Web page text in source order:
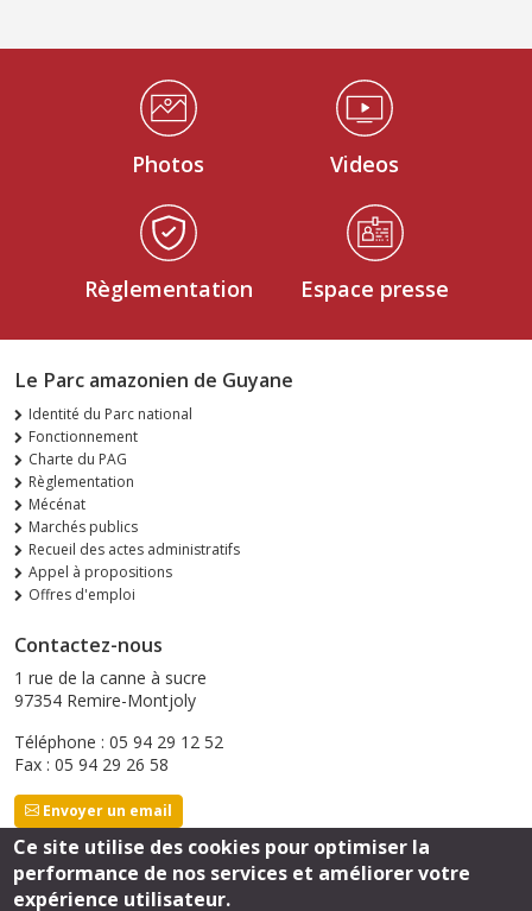
Médiathèque Footer
Photos Videos
Règlementation Espace presse
Le Parc amazonien de Guyane
Identité du Parc national
Fonctionnement
Charte du PAG
Règlementation
Mécénat
Marchés publics
Recueil des actes administratifs
Appel à propositions
Offres d'emploi
Contactez-nous
1 rue de la canne à sucre
97354 Remire-Montjoly
Téléphone : 05 94 29 12 52
Fax : 05 94 29 26 58
Envoyer un email
Suivez-nous
Ce site utilise des cookies pour optimiser la
performance de nos services et améliorer votre
expérience utilisateur.